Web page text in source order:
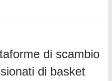
di scambio
di basket